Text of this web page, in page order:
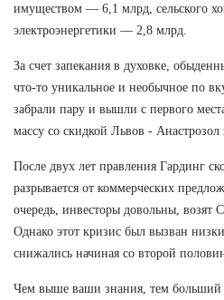
имуществом — 6,1 млрд, сельского
электроэнергетики — 2,8 млрд.
За счет запекания в духовке,
что-то уникальное и необычное по
забрали пару и вышли с первого
массу со скидкой Львов - Анастрозол
После двух лет правления Гардинг
разрывается от коммерческих
очередь, инвесторы довольны, возят
Однако этот кризис был вызван
снижались начиная со второй
Чем выше ваши знания, тем больший